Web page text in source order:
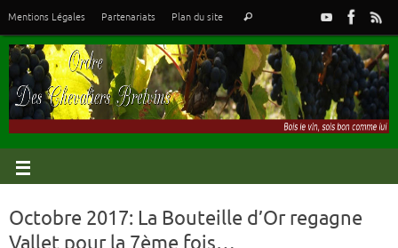
Mentions Légales Partenariats Plan du site
Octobre 2017: La Bouteille d’Or regagne